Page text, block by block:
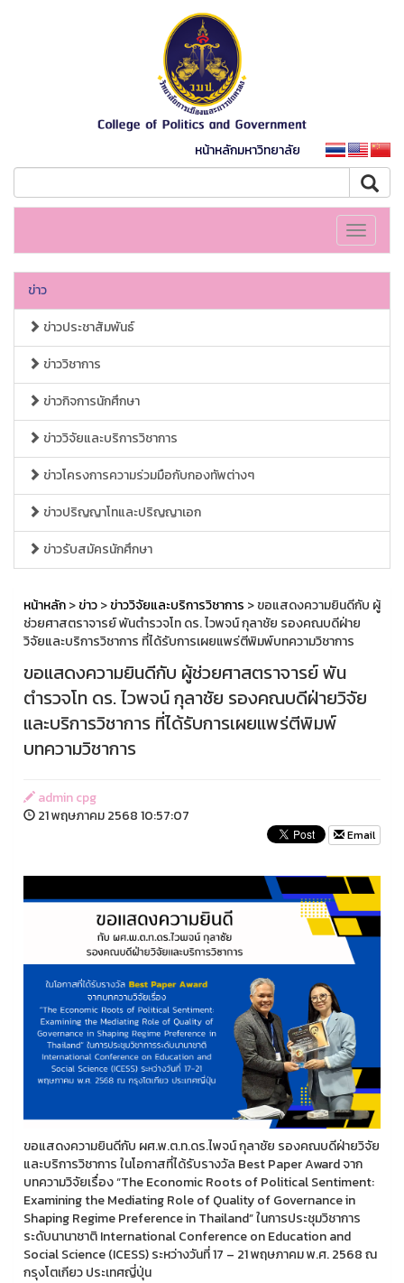
หน้าหลักมหาวิทยาลัย
Toggle
ข่าว
ข่าวประชาสัมพันธ์
ข่าววิชาการ
ข่าวกิจการนักศึกษา
ข่าววิจัยและบริการวิชาการ
ข่าวโครงการความร่วมมือกับกองทัพต่างๆ
ข่าวปริญญาโทและปริญญาเอก
ข่าวรับสมัครนักศึกษา
หน้าหลัก>ข่าว>ข่าววิจัยและบริการวิชาการ > ขอแสดงความยินดีกับ ผู้
ช่วยศาสตราจารย์ พันตำรวจโท ดร. ไวพจน์ กุลาชัย รองคณบดีฝ่าย
วิจัยและบริการวิชาการ ที่ได้รับการเผยแพร่ตีพิมพ์บทความวิชาการ
ขอแสดงความยินดีกับ ผู้ช่วยศาสตราจารย์ พัน
ตำรวจโท ดร. ไวพจน์ กุลาชัย รองคณบดีฝ่ายวิจัย
และบริการวิชาการ ที่ได้รับการเผยแพร่ตีพิมพ์
บทความวิชาการ
admin cpg
21 พฤษภาคม 2568 10:57:07
Email
ขอแสดงความยินดีกับ ผศ.พ.ต.ท.ดร.ไพจน์ กุลาชัย รองคณบดีฝ่ายวิจัย
และบริการวิชาการ ในโอกาสที่ได้รับรางวัล Best Paper Award จาก
บทความวิจัยเรื่อง “The Economic Roots of Political Sentiment:
Examining the Mediating Role of Quality of Governance in
Shaping Regime Preference in Thailand” ในการประชุมวิชาการ
ระดับนานาชาติ International Conference on Education and
Social Science (ICESS) ระหว่างวันที่ 17 – 21 พฤษภาคม พ.ศ. 2568 ณ
กรุงโตเกียว ประเทศญี่ปุ่น